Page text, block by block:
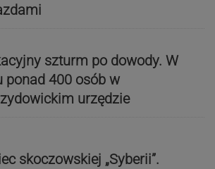
szturm po dowody. W
ponad 400 osób w
urzędzie
skoczowskiej „Syberii”.